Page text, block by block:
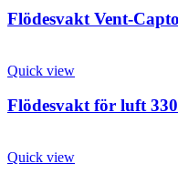
Flödesvakt Vent-
Quick view
Flödesvakt för luft
Quick view